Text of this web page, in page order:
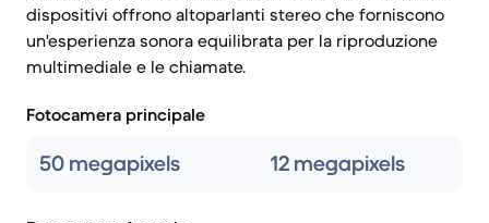
dispositivi offrono altoparlanti stereo che forniscono
un'esperienza sonora equilibrata per la riproduzione
multimediale e le chiamate.
Fotocamera principale
50 megapixels 12 megapixels